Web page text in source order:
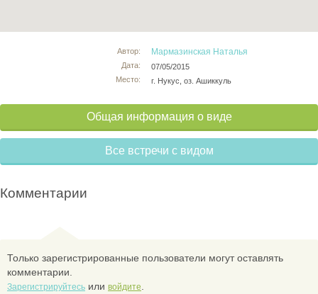
Автор:
Дата:
Место:
Мармазинская Наталья
07/05/2015
г. Нукус, оз. Ашиккуль
Общая информация о виде
Все встречи с видом
Комментарии
Только зарегистрированные пользователи могут оставлять
комментарии.
Зарегистрируйтесь или войдите